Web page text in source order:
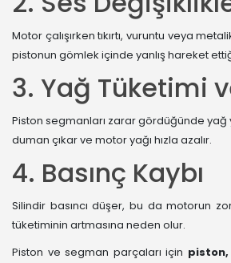
Motor çalışırken tıkırtı, vuruntu veya
pistonun gömlek içinde yanlış hareket
3. Yağ Tüketimi
Piston segmanları zarar gördüğünde
duman çıkar ve motor yağı hızla azalır.
4. Basınç Kaybı
Silindir basıncı düşer, bu da motorun
tüketiminin artmasına neden olur.
Piston ve segman parçaları için